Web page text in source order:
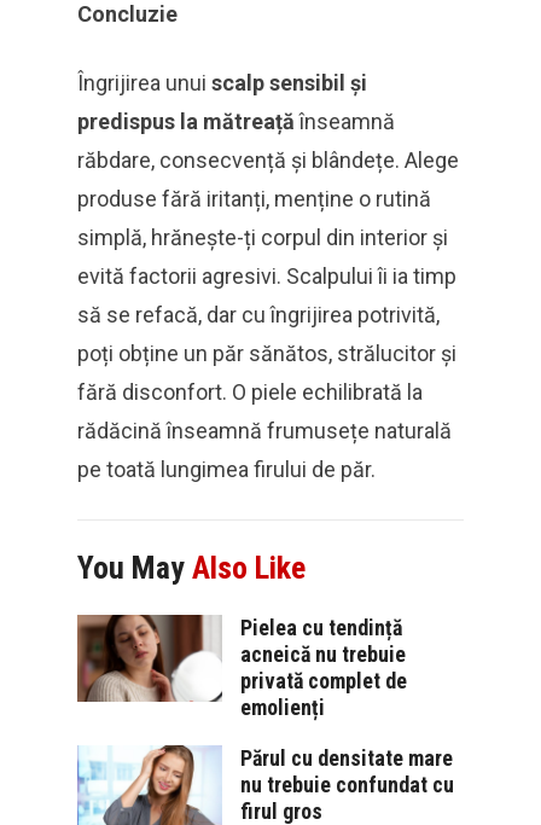
Concluzie
Îngrijirea unui scalp sensibil și
predispus la mătreațăînseamnă
răbdare, consecvență și blândețe. Alege
produse fără iritanți, menține o rutină
simplă, hrănește-ți corpul din interior și
evită factorii agresivi. Scalpului îi ia timp
să se refacă, dar cu îngrijirea potrivită,
poți obține un păr sănătos, strălucitor și
fără disconfort. O piele echilibrată la
rădăcină înseamnă frumusețe naturală
pe toată lungimea firului de păr.
You May Also Like
Pielea cu tendință
acneică nu trebuie
privată complet de
emolienți
Părul cu densitate mare
nu trebuie confundat cu
firul gros